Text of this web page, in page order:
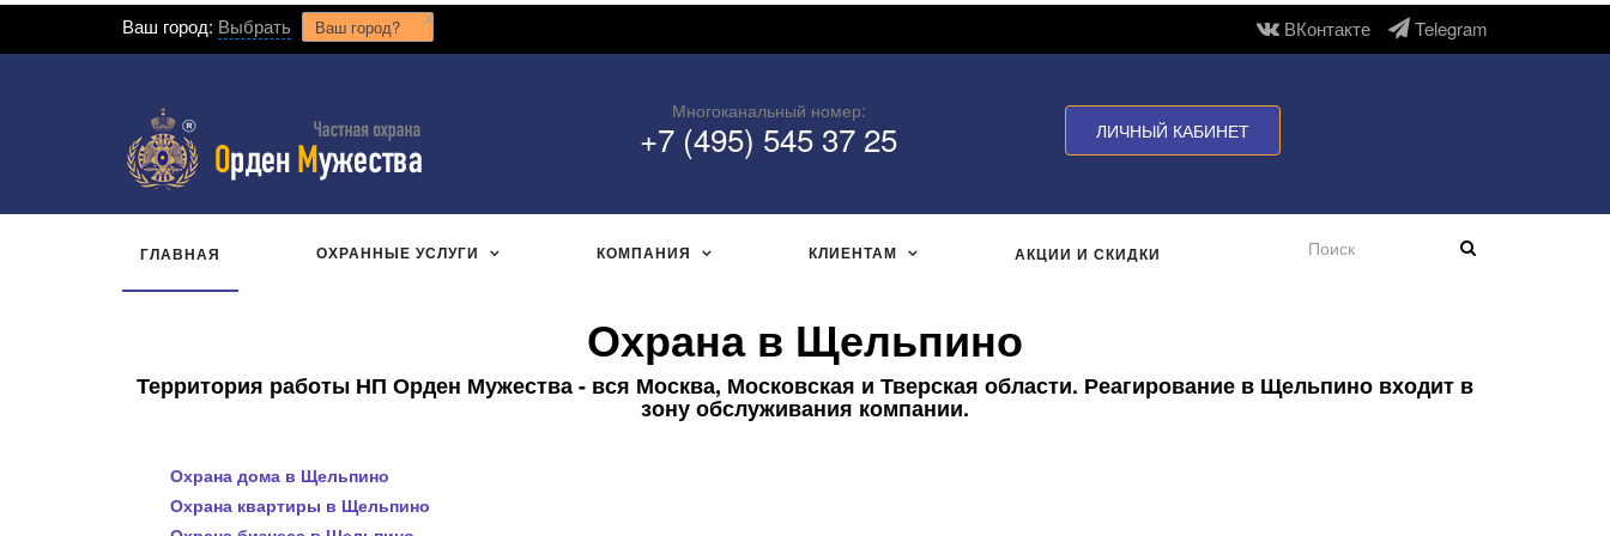
Ваш город: Выбрать Ваш город? x ВКонтакте Telegram
Многоканальный номер:
+7 (495) 545 37 25 ЛИЧНЫЙ КАБИНЕТ
ГЛАВНАЯ ОХРАННЫЕ УСЛУГИ КОМПАНИЯ КЛИЕНТАМ АКЦИИ И СКИДКИ
Охрана в Щельпино
Территория работы НП Орден Мужества - вся Москва, Московская и Тверская области. Реагирование в Щельпино входит в
зону обслуживания компании.
Охрана дома в Щельпино
Охрана квартиры в Щельпино